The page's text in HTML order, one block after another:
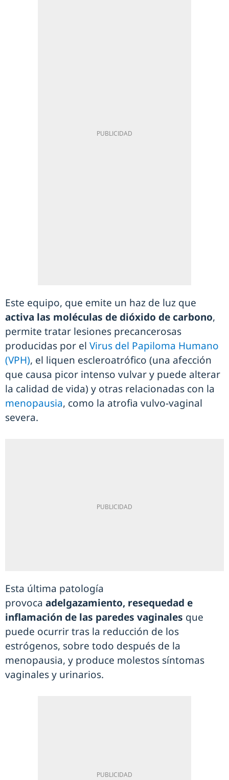
Este equipo, que emite un haz de luz que
activa las moléculas de dióxido de carbono,
permite tratar lesiones precancerosas
producidas por el Virus del Papiloma Humano
(VPH), el liquen escleroatrófico (una afección
que causa picor intenso vulvar y puede alterar
la calidad de vida) y otras relacionadas con la
menopausia, como la atrofia vulvo-vaginal
severa.
Esta última patología
provoca adelgazamiento, resequedad e
inflamación de las paredes vaginales que
puede ocurrir tras la reducción de los
estrógenos, sobre todo después de la
menopausia, y produce molestos síntomas
vaginales y urinarios.